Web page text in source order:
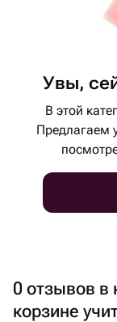
Увы,
В этой
Предлагаем
0 отзывов в
корзине